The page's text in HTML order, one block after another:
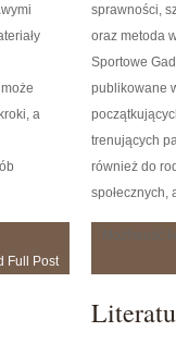
a
Full Post
sprawności,
oraz metoda
Sportowe
publikowane
trenujących
również do
społecznych,